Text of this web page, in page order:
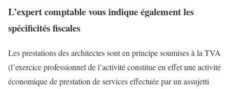
L’expert comptable vous indique également les
spécificités fiscales
Les prestations des architectes sont en principe soumises à la TVA
(l’exercice professionnel de l’activité constitue en effet une activité
économique de prestation de services effectuée par un assujetti